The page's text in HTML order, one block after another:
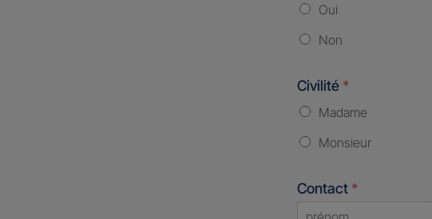
Oui
Non
Civilité *
Madame
Monsieur
Contact *